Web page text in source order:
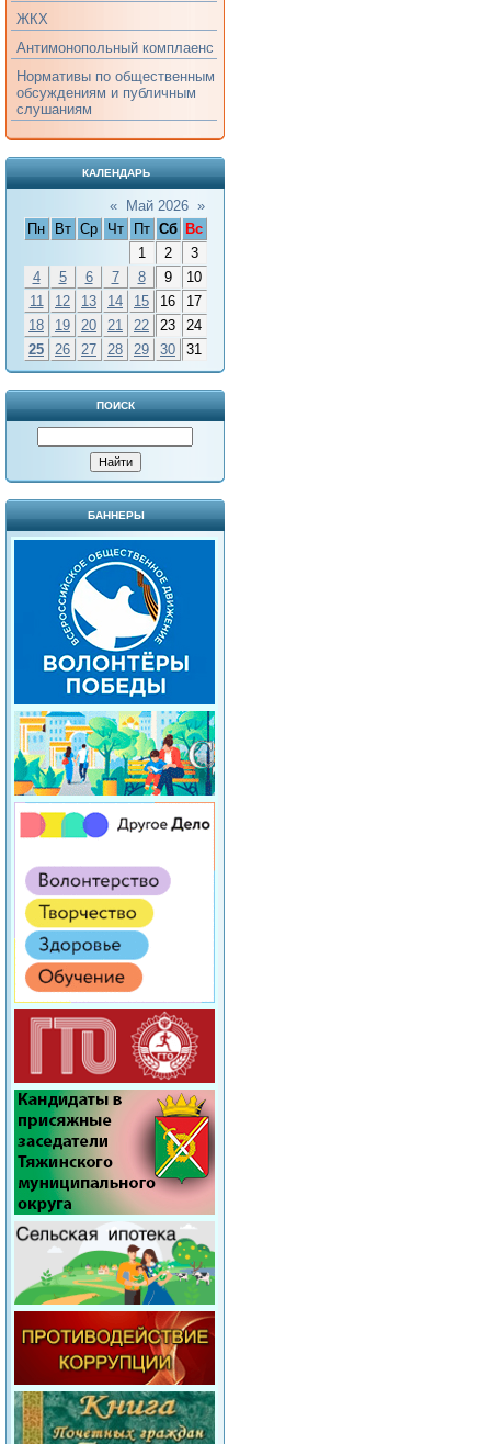
ЖКХ
Антимонопольный комплаенс
Нормативы по общественным
обсуждениям и публичным
слушаниям
КАЛЕНДАРЬ
« Май 2026 »
Пн
Вт Ср Чт Пт Сб
Вс
1
2
3
4
5 6 7 8 9
10
11
12 13 14 15 16
17
18
19 20 21 22 23
24
25
26 27 28 29 30 31
ПОИСК
БАННЕРЫ